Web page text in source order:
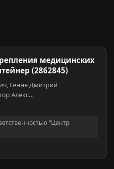
медицинских
(2862845)
Генне Дмитрий
Алекс…
"Центр